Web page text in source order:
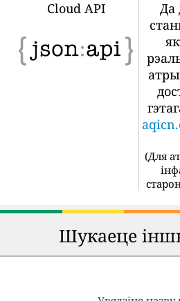
Cloud API
Да
(Для
Шукаеце